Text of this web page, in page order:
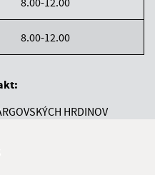
8.00-12.00
HRDINOV